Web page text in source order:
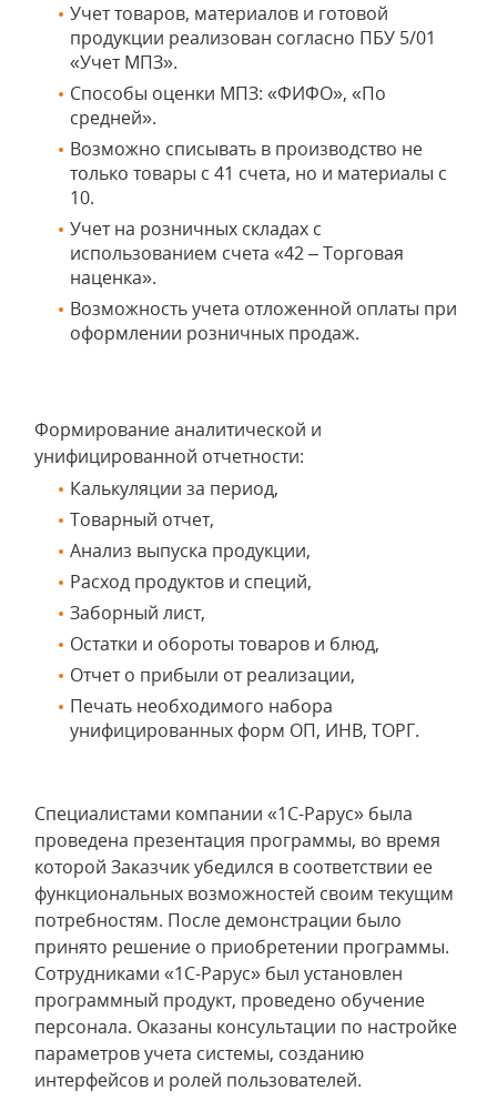
Учет товаров, материалов и готовой
продукции реализован согласно ПБУ 5/01
«Учет МПЗ».
Способы оценки МПЗ: «ФИФО», «По
средней».
Возможно списывать в производство не
только товары с 41 счета, но и материалы с
10.
Учет на розничных складах с
использованием счета «42 – Торговая
наценка».
Возможность учета отложенной оплаты при
оформлении розничных продаж.
Формирование аналитической и
унифицированной отчетности:
Калькуляции за период,
Товарный отчет,
Анализ выпуска продукции,
Расход продуктов и специй,
Заборный лист,
Остатки и обороты товаров и блюд,
Отчет о прибыли от реализации,
Печать необходимого набора
унифицированных форм ОП, ИНВ, ТОРГ.
Специалистами компании «1С-Рарус» была
проведена презентация программы, во время
которой Заказчик убедился в соответствии ее
функциональных возможностей своим текущим
потребностям. После демонстрации было
принято решение о приобретении программы.
Сотрудниками «1С-Рарус» был установлен
программный продукт, проведено обучение
персонала. Оказаны консультации по настройке
параметров учета системы, созданию
интерфейсов и ролей пользователей.